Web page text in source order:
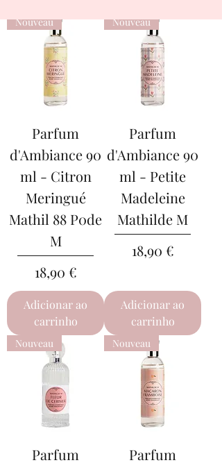
Nouveau
Parfum
d'Ambiance 90
ml - Citron
Meringué
Mathil 88 P0de
M
Preço
18,90 €
Adicionar ao
carrinho
Nouveau
Parfum
d'Ambiance 90
ml - Petite
Madeleine
Mathilde M
Preço
18,90 €
Adicionar ao
carrinho
Nouveau
Parfum
Nouveau
Parfum